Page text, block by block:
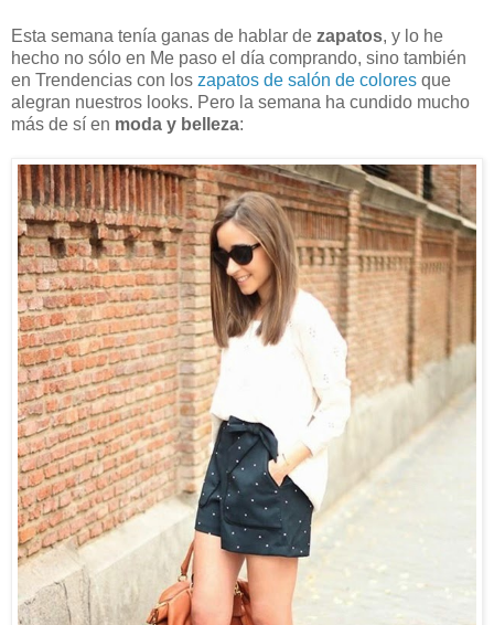
Esta semana tenía ganas de hablar de zapatos, y lo he
hecho no sólo en Me paso el día comprando, sino también
en Trendencias con los zapatos de salón de colores que
alegran nuestros looks. Pero la semana ha cundido mucho
más de sí en moda y belleza: